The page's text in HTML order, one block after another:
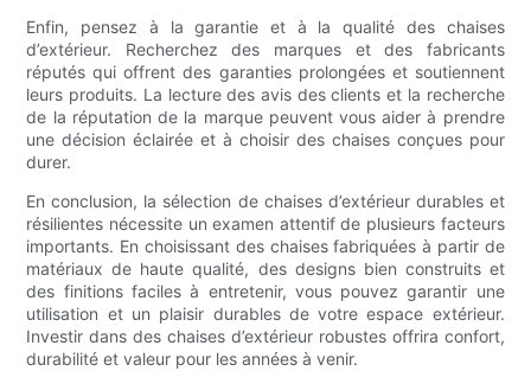
Enfin, pensez à la garantie et à la qualité des chaises
d’extérieur. Recherchez des marques et des fabricants
réputés qui offrent des garanties prolongées et soutiennent
leurs produits. La lecture des avis des clients et la recherche
de la réputation de la marque peuvent vous aider à prendre
une décision éclairée et à choisir des chaises conçues pour
durer.
En conclusion, la sélection de chaises d’extérieur durables et
résilientes nécessite un examen attentif de plusieurs facteurs
importants. En choisissant des chaises fabriquées à partir de
matériaux de haute qualité, des designs bien construits et
des finitions faciles à entretenir, vous pouvez garantir une
utilisation et un plaisir durables de votre espace extérieur.
Investir dans des chaises d’extérieur robustes offrira confort,
durabilité et valeur pour les années à venir.